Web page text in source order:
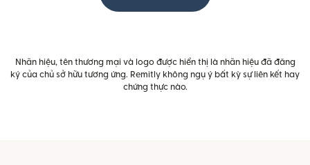
Nhãn hiệu, tên thương mại và logo được hiển thị là nhãn hiệu đã đăng
ký của chủ sở hữu tương ứng. Remitly không ngụ ý bất kỳ sự liên kết hay
chứng thực nào.